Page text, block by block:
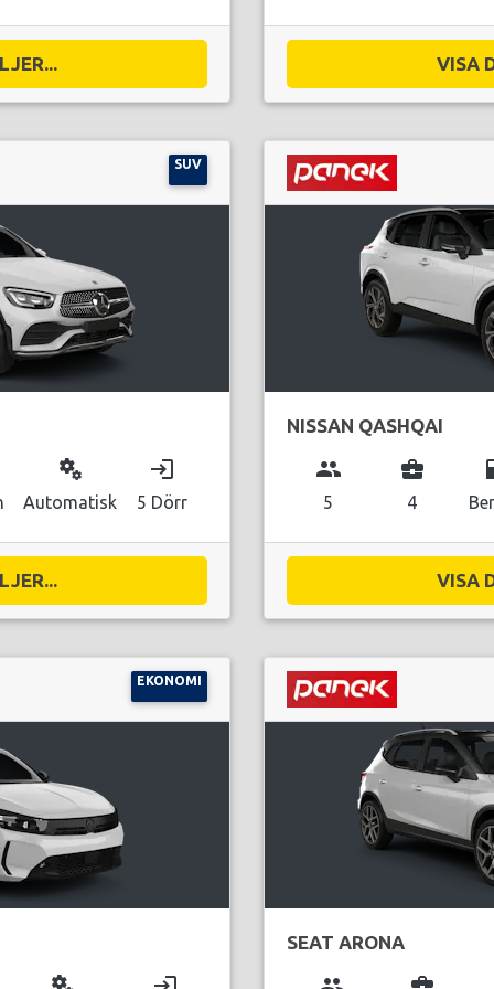
VISA
SUV
miscellaneous_services
Automatisk
login
5 Dörr
NISSAN QASHQAI
group
5
business_center
4
VISA
EKONOMI
SEAT ARONA